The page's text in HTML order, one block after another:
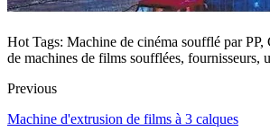
Hot Tags: Machine de cinéma soufflé par PP,
de machines de films soufflées, fournisseurs,
Previous
Machine d'extrusion de films à 3 calques